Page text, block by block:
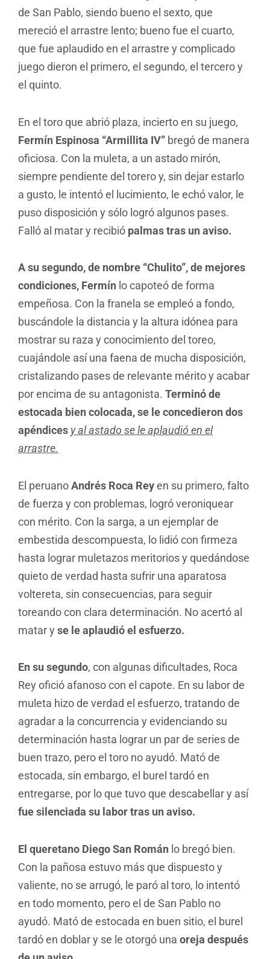
de San Pablo, siendo bueno el sexto, que
mereció el arrastre lento; bueno fue el cuarto,
que fue aplaudido en el arrastre y complicado
juego dieron el primero, el segundo, el tercero y
el quinto.
En el toro que abrió plaza, incierto en su juego,
Fermín Espinosa “Armillita IV” bregó de manera
oficiosa. Con la muleta, a un astado mirón,
siempre pendiente del torero y, sin dejar estarlo
a gusto, le intentó el lucimiento, le echó valor, le
puso disposición y sólo logró algunos pases.
Falló al matar y recibió palmas tras un aviso.
A su segundo, de nombre “Chulito”, de mejores
condiciones, Fermín lo capoteó de forma
empeñosa. Con la franela se empleó a fondo,
buscándole la distancia y la altura idónea para
mostrar su raza y conocimiento del toreo,
cuajándole así una faena de mucha disposición,
cristalizando pases de relevante mérito y acabar
por encima de su antagonista. Terminó de
estocada bien colocada, se le concedieron dos
apéndices y al astado se le aplaudió en el
arrastre.
El peruanoAndrés Roca Reyen su primero, falto
de fuerza y con problemas, logró veroniquear
con mérito. Con la sarga, a un ejemplar de
embestida descompuesta, lo lidió con firmeza
hasta lograr muletazos meritorios y quedándose
quieto de verdad hasta sufrir una aparatosa
voltereta, sin consecuencias, para seguir
toreando con clara determinación. No acertó al
matar y se le aplaudió el esfuerzo.
En su segundo, con algunas dificultades, Roca
Rey ofició afanoso con el capote. En su labor de
muleta hizo de verdad el esfuerzo, tratando de
agradar a la concurrencia y evidenciando su
determinación hasta lograr un par de series de
buen trazo, pero el toro no ayudó. Mató de
estocada, sin embargo, el burel tardó en
entregarse, por lo que tuvo que descabellar y así
fue silenciada su labor tras un aviso.
El queretano Diego San Román lo bregó bien.
Con la pañosa estuvo más que dispuesto y
valiente, no se arrugó, le paró al toro, lo intentó
en todo momento, pero el de San Pablo no
ayudó. Mató de estocada en buen sitio, el burel
tardó en doblar y se le otorgó una oreja después